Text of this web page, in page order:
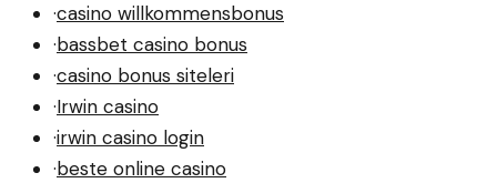
·casino willkommensbonus
·bassbet casino bonus
·casino bonus siteleri
·Irwin casino
·irwin casino login
·beste online casino